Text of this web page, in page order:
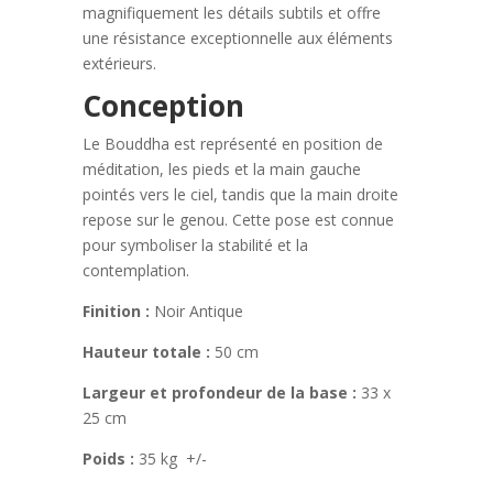
magnifiquement les détails subtils et offre
une résistance exceptionnelle aux éléments
extérieurs.
Conception
Le Bouddha est représenté en position de
méditation, les pieds et la main gauche
pointés vers le ciel, tandis que la main droite
repose sur le genou. Cette pose est connue
pour symboliser la stabilité et la
contemplation.
Finition : Noir Antique
Hauteur totale : 50 cm
Largeur et profondeur de la base : 33 x
25 cm
Poids : 35 kg +/-